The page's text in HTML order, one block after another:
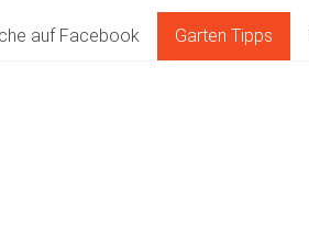
auf Facebook Garten Tipps